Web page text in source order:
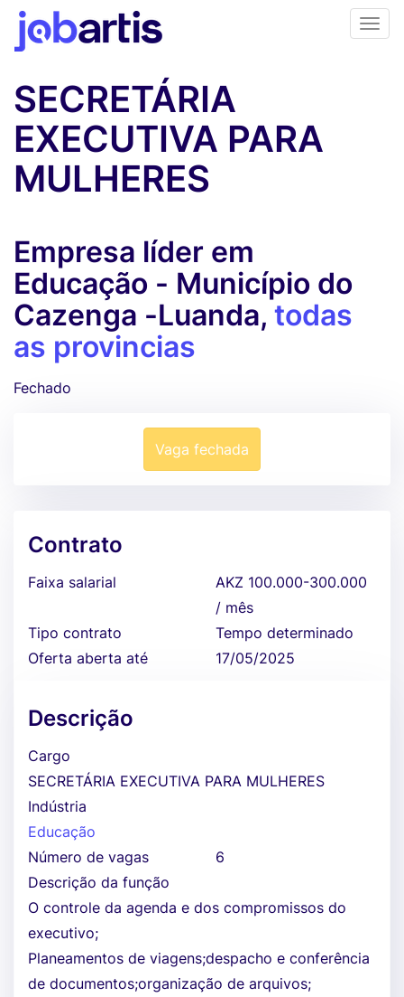
SECRETÁRIA
EXECUTIVA PARA
MULHERES
Empresa líder em
Educação - Município do
Cazenga -Luanda, todas
as provincias
Fechado
Vaga fechada
Contrato
Faixa salarial
AKZ 100.000-300.000
/ mês
Tipo contrato
Tempo determinado
Oferta aberta até
17/05/2025
Descrição
Cargo
SECRETÁRIA EXECUTIVA PARA MULHERES
Indústria
Educação
Número de vagas
6
Descrição da função
O controle da agenda e dos compromissos do
executivo;
Planeamentos de viagens;despacho e conferência
de documentos;organização de arquivos;